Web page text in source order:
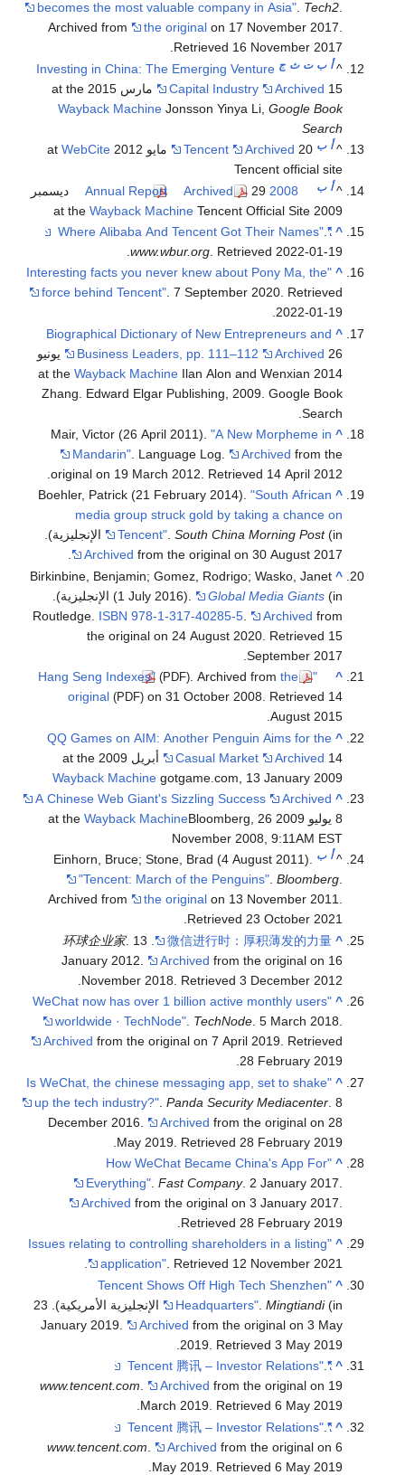
becomes the most valuable company in Asia". Tech2.
Archived from
the original on 17 November 2017.
Retrieved 16 November 2017
.
^أ ب ت ث ج Investing in China: The Emerging Venture
Capital Industry
Archived 15 مارس 2015 at the
Wayback Machine Jonsson Yinya Li,Google Book
Search
^أ ب Tencent Archived 20 مايو 2012 at
WebCite
Tencent official site
^أ ب 2008 Annual Report
Archived
29 ديسمبر
2009 at the
Wayback Machine Tencent Official Site
^
"Where Alibaba And Tencent Got Their Names"
.
www.wbur.org . Retrieved 2022-01-19
.
^
"Interesting facts you never knew about Pony Ma, the
force behind Tencent". 7 September 2020. Retrieved
2022-01-19
.
^
Biographical Dictionary of New Entrepreneurs and
Business Leaders, pp. 111–112
Archived
26 يونيو
2014 at the
Wayback Machine Ilan Alon and Wenxian
Zhang. Edward Elgar Publishing, 2009. Google Book
Search.
^
Mair, Victor (26 April 2011)."A New Morpheme in
Mandarin" . Language Log. Archived from the
original on 19 March 2012 . Retrieved 14 April 2012
.
^
Boehler, Patrick (21 February 2014)."South African
media group struck gold by taking a chance on
Tencent".South China Morning Post(in الإنجليزية).
Archived from the original on 30 August 2017.
^
Birkinbine, Benjamin; Gomez, Rodrigo; Wasko, Janet
(1 July 2016).
Global Media Giants
(in الإنجليزية).
Routledge. ISBN 978-1-317-40285-5 Archived from
the original on 24 August 2020 . Retrieved 15
September 2017
.
^
"Hang Seng Indexes"
(PDF). Archived fromthe
original (PDF) on 31 October 2008. Retrieved 14
August 2015
.
^
QQ Games on AIM: Another Penguin Aims for the
Casual Market
Archived 14 أبريل 2009 at the
Wayback Machine gotgame.com, 13 January 2009
^
A Chinese Web Giant's Sizzling Success
Archived
8 يوليو 2009 at the
Wayback MachineBloomberg, 26
November 2008, 9:11AM EST
^أ ب Einhorn, Bruce; Stone, Brad (4 August 2011).
"Tencent: March of the Penguins".Bloomberg.
Archived from
the original on 13 November 2011.
Retrieved23 October 2021
.
^
微信进行时：厚积薄发的力量
环球企业家. 13
January 2012.
Archived from the original on 16
November 2018 . Retrieved3 December 2012
^
"WeChat now has over 1 billion active monthly users
worldwide · TechNode" TechNode . 5 March 2018.
Archived from the original on 7 April 2019 . Retrieved
28 February 2019
^
"Is WeChat, the chinese messaging app, set to shake
up the tech industry?" .Panda Security Mediacenter . 8
December 2016.
Archived from the original on 28
May 2019 . Retrieved 28 February 2019
^
"How WeChat Became China's App For
Everything" .Fast Company. 2 January 2017.
Archived from the original on 3 January 2017
Retrieved 28 February 2019
^
"Issues relating to controlling shareholders in a listing
application". Retrieved 12 November 2021
.
^
"Tencent Shows Off High Tech Shenzhen
Headquarters" .Mingtiandi
(in الإنجليزية الأمريكية). 23
January 2019.
Archived from the original on 3 May
2019 . Retrieved3 May 2019
^
"Tencent 腾讯 – Investor Relations"
.
www.tencent.com
Archived from the original on 19
March 2019 . Retrieved6 May 2019
^
"Tencent 腾讯 – Investor Relations"
.
www.tencent.com
Archived from the original on 6
May 2019 . Retrieved6 May 2019